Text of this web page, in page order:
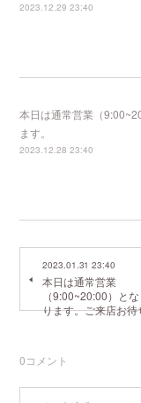
2023.12.29 23:40
本日は通常営業（
ます。
2023.12.28 23:40
2023.01.31 23:40
本日は通常営業
（9:00~20:00）と
ります。ご来店お
0コメント